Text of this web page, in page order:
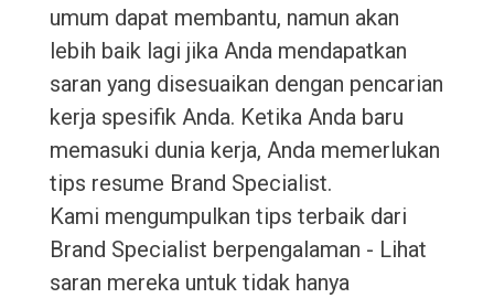
umum dapat membantu, namun akan
lebih baik lagi jika Anda mendapatkan
saran yang disesuaikan dengan pencarian
kerja spesifik Anda. Ketika Anda baru
memasuki dunia kerja, Anda memerlukan
tips resume Brand Specialist.
Kami mengumpulkan tips terbaik dari
Brand Specialist berpengalaman - Lihat
saran mereka untuk tidak hanya